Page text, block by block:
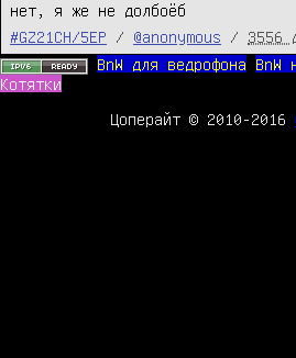
нет, я же не долбоёб
#GZ21CH/5EP
/ @anonymous / 3556
BnW для ведрофона
BnW
Котятки
Цоперайт © 2010-2016